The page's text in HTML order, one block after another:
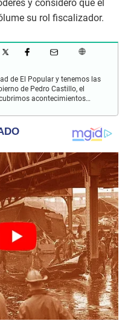
y consideró que el
su rol fiscalizador.
de El Popular y tenemos las
de Pedro Castillo, el
acontecimientos